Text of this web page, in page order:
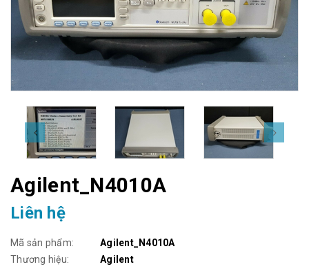
Agilent_N4010A
Liên hệ
Mã sản phẩm:
Agilent_N4010A
Thương hiệu:
Agilent